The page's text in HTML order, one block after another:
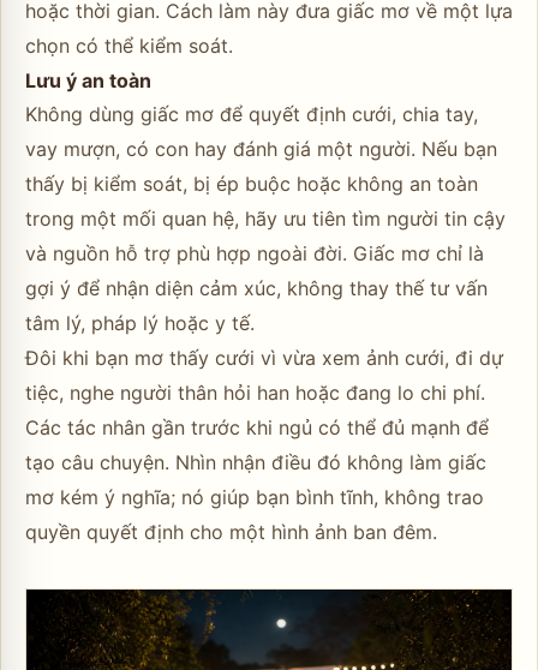
hoặc thời gian. Cách làm này đưa giấc mơ về một lựa
chọn có thể kiểm soát.
Lưu ý an toàn
Không dùng giấc mơ để quyết định cưới, chia tay,
vay mượn, có con hay đánh giá một người. Nếu bạn
thấy bị kiểm soát, bị ép buộc hoặc không an toàn
trong một mối quan hệ, hãy ưu tiên tìm người tin cậy
và nguồn hỗ trợ phù hợp ngoài đời. Giấc mơ chỉ là
gợi ý để nhận diện cảm xúc, không thay thế tư vấn
tâm lý, pháp lý hoặc y tế.
Đôi khi bạn mơ thấy cưới vì vừa xem ảnh cưới, đi dự
tiệc, nghe người thân hỏi han hoặc đang lo chi phí.
Các tác nhân gần trước khi ngủ có thể đủ mạnh để
tạo câu chuyện. Nhìn nhận điều đó không làm giấc
mơ kém ý nghĩa; nó giúp bạn bình tĩnh, không trao
quyền quyết định cho một hình ảnh ban đêm.